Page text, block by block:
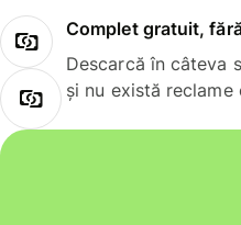
Complet gratuit,
Descarcă în câteva
și nu există reclame